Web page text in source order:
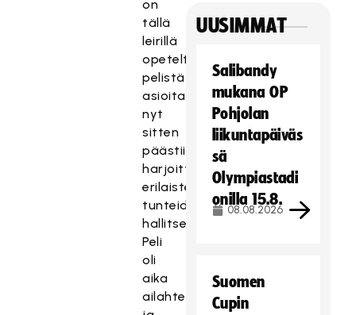
on
tällä
leirillä
opeteltu
pelistä
asioita,
nyt
sitten
päästiin
harjoittelemaan
erilaisten
tunteiden
hallitsemista.
Peli
oli
aika
ailahteleva,
UUSIMMAT
Salibandy
mukana OP
Pohjolan
liikuntapäiväs
sä
Olympiastadi
onilla 15.8.
08.08.2026
Suomen
Cupin